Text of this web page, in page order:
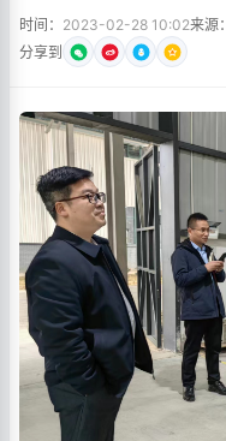
时间： 2023-02-28 10:02来源：
分享到